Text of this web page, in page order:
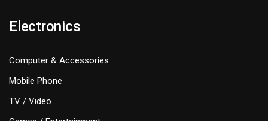
Electronics
Computer & Accessories
Mobile Phone
TV / Video